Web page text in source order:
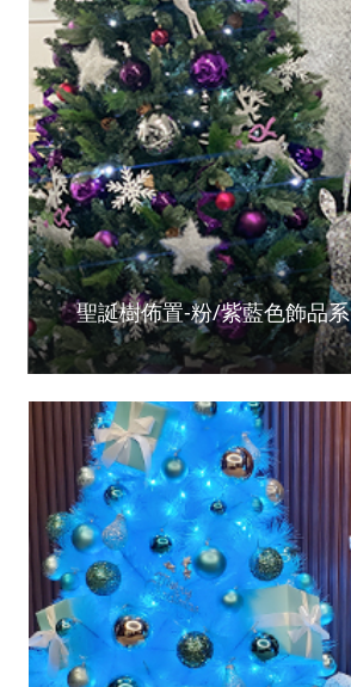
聖誕樹佈置-粉/紫藍色飾品系